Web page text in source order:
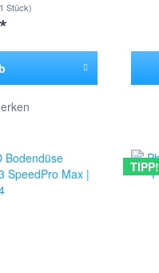
Stück)
TIPP!